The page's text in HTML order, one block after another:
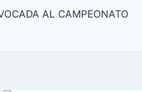
AL CAMPEONATO